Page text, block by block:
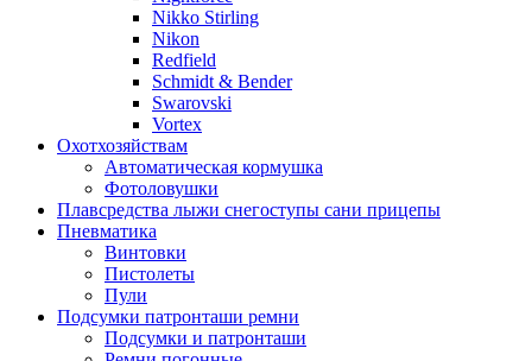
Nikko Stirling
Nikon
Redfield
Schmidt & Bender
Swarovski
Vortex
Охотхозяйствам
Автоматическая кормушка
Фотоловушки
Плавсредства лыжи снегоступы сани прицепы
Пневматика
Винтовки
Пистолеты
Пули
Подсумки патронташи ремни
Подсумки и патронташи